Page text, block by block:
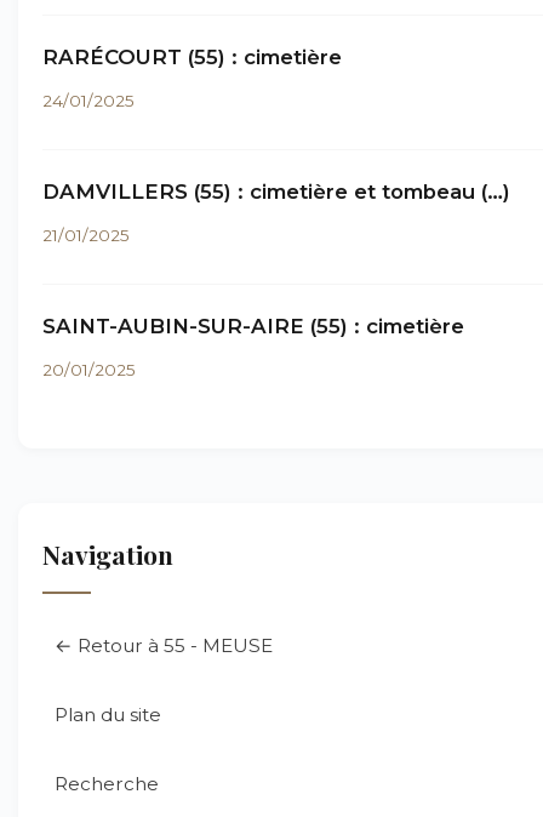
RARÉCOURT (55) : cimetière
24/01/2025
DAMVILLERS (55) : cimetière et tombeau (…)
21/01/2025
SAINT-AUBIN-SUR-AIRE (55) : cimetière
20/01/2025
Navigation
← Retour à 55 - MEUSE
Plan du site
Recherche